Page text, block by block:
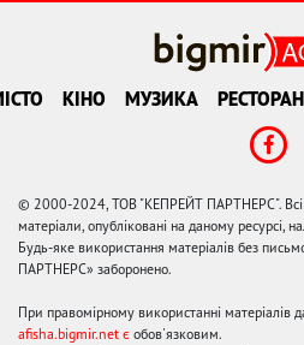
КІНО МУЗИКА
© 2000-2024, ТОВ "КЕПРЕЙТ ПАРТНЕРС". Всі
матеріали, опубліковані на даному
Будь-яке використання матеріалів без
ПАРТНЕРС» заборонено.
При правомірному використанні матеріалів
afisha.bigmir.net є обов'язковим.